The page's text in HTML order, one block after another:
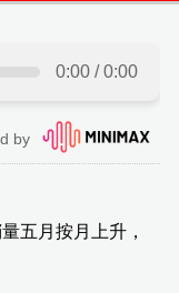
五月按月上升，